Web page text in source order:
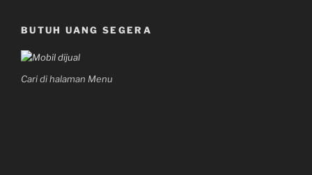
BUTUH UANG SEGERA
Cari di halaman Menu